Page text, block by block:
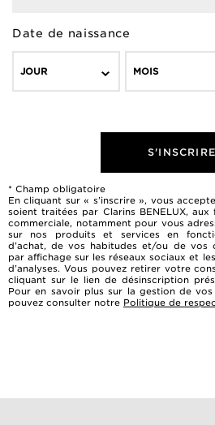
Date de naissance
JOUR MOIS
S'INSCRIRE
* Champ obligatoire
En cliquant sur « s’inscrire », vous
soient traitées par Clarins BENELUX,
commerciale, notamment pour vous
sur nos produits et services en
d’achat, de vos habitudes et/ou de vos
par affichage sur les réseaux sociaux et
d’analyses. Vous pouvez retirer votre
cliquant sur le lien de désinscription
Pour en savoir plus sur la gestion de
pouvez consulter notre Politique de